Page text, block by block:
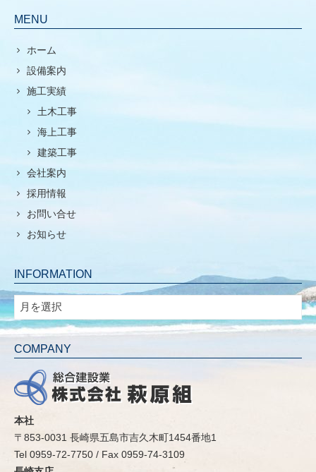
MENU
ホーム
設備案内
施工実績
土木工事
海上工事
建築工事
会社案内
採用情報
お問い合せ
お知らせ
INFORMATION
INFORMATION
COMPANY
本社
〒853-0031 長崎県五島市吉久木町1454番地1
Tel 0959-72-7750 / Fax 0959-74-3109